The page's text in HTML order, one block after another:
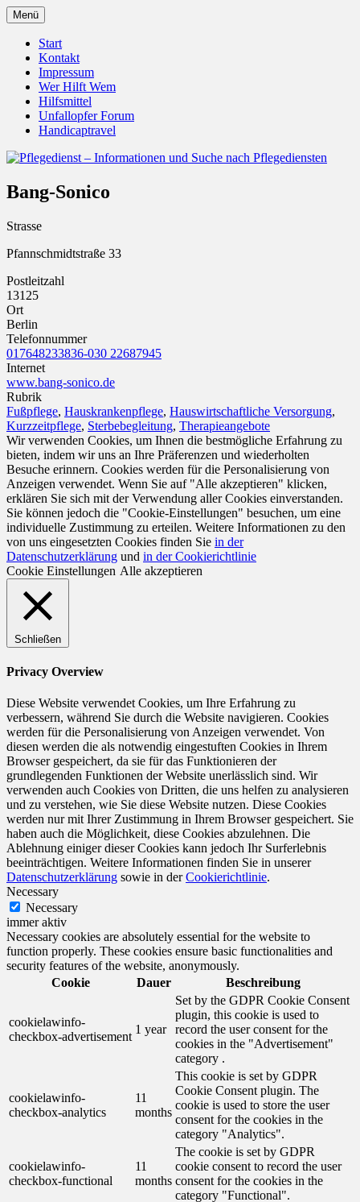
Zum
Inhalt
springen
Pflegedienst – Informationen
und Suche nach Pflegediensten
Unfallopfer – Hilfswerk
Menü
Start
Kontakt
Impressum
Wer Hilft Wem
Hilfsmittel
Unfallopfer Forum
Handicaptravel
Bang-Sonico
Strasse
Pfannschmidtstraße 33
Postleitzahl
13125
Ort
Berlin
Telefonnummer
017648233836-030 22687945
Internet
www.bang-sonico.de
Rubrik
Fußpflege, Hauskrankenpflege, Hauswirtschaftliche Versorgung,
Kurzzeitpflege, Sterbebegleitung, Therapieangebote
Wir verwenden Cookies, um Ihnen die bestmögliche Erfahrung zu
bieten, indem wir uns an Ihre Präferenzen und wiederholten
Besuche erinnern. Cookies werden für die Personalisierung von
Anzeigen verwendet. Wenn Sie auf "Alle akzeptieren" klicken,
erklären Sie sich mit der Verwendung aller Cookies einverstanden.
Sie können jedoch die "Cookie-Einstellungen" besuchen, um eine
individuelle Zustimmung zu erteilen. Weitere Informationen zu den
von uns eingesetzten Cookies finden Sie in der
Datenschutzerklärung und in der Cookierichtlinie
Cookie Einstellungen Alle akzeptieren
Schließen
Privacy Overview
Diese Website verwendet Cookies, um Ihre Erfahrung zu
verbessern, während Sie durch die Website navigieren. Cookies
werden für die Personalisierung von Anzeigen verwendet. Von
diesen werden die als notwendig eingestuften Cookies in Ihrem
Browser gespeichert, da sie für das Funktionieren der
grundlegenden Funktionen der Website unerlässlich sind. Wir
verwenden auch Cookies von Dritten, die uns helfen zu analysieren
und zu verstehen, wie Sie diese Website nutzen. Diese Cookies
werden nur mit Ihrer Zustimmung in Ihrem Browser gespeichert. Sie
haben auch die Möglichkeit, diese Cookies abzulehnen. Die
Ablehnung einiger dieser Cookies kann jedoch Ihr Surferlebnis
beeinträchtigen. Weitere Informationen finden Sie in unserer
Datenschutzerklärung sowie in derCookierichtlinie.
Necessary
Necessary
immer aktiv
Necessary cookies are absolutely essential for the website to
function properly. These cookies ensure basic functionalities and
security features of the website, anonymously.
Cookie
Dauer Beschreibung
cookielawinfo-
checkbox-advertisement
1 year
Set by the GDPR Cookie Consent
plugin, this cookie is used to
record the user consent for the
cookies in the "Advertisement"
category .
cookielawinfo-
checkbox-analytics
11
months
This cookie is set by GDPR
Cookie Consent plugin. The
cookie is used to store the user
consent for the cookies in the
category "Analytics".
cookielawinfo-
checkbox-functional
11
months
The cookie is set by GDPR
cookie consent to record the user
consent for the cookies in the
category "Functional".